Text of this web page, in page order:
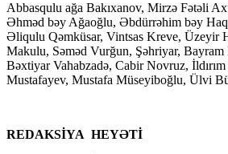
Abbasqulu ağa Bakıxanov, Mirzə Fətəli
Əhməd bəy Ağaoğlu, Əbdürrəhim bəy
Əliqulu Qəmküsar, Vintsas Kreve, Üzeyir
Makulu, Səməd Vurğun, Şəhriyar,
Bəxtiyar Vahabzadə, Cabir Novruz,
Mustafayev, Mustafa Müseyiboğlu, Ülvi
REDAKSİYA HEYƏTİ